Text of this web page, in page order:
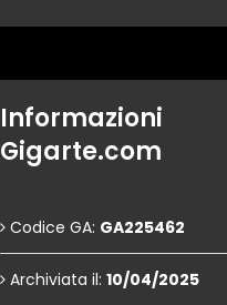
Informazioni
Gigarte.com
Codice GA: GA225462
Archiviata il: 10/04/2025